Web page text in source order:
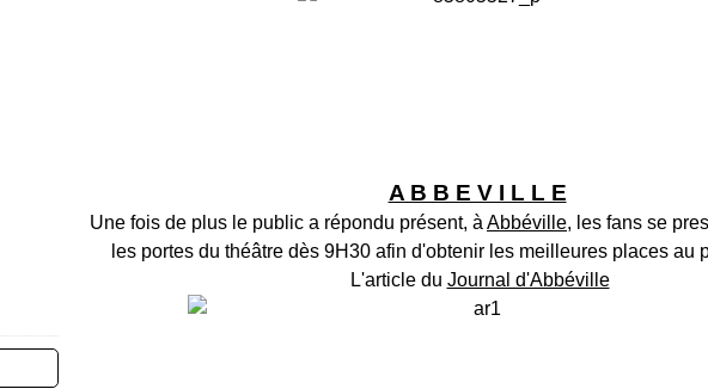
A B B E V I L L E
Une fois de plus le public a répondu présent, à Abbéville, les fans se
les portes du théâtre dès 9H30 afin d'obtenir les meilleures places au
L'article du Journal d'Abbéville